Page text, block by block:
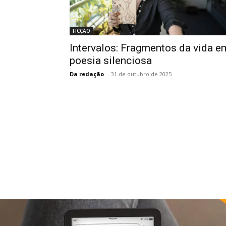
FICÇÃO
Intervalos: Fragmentos da vida
poesia silenciosa
Da redação - 31 de outubro de 2025